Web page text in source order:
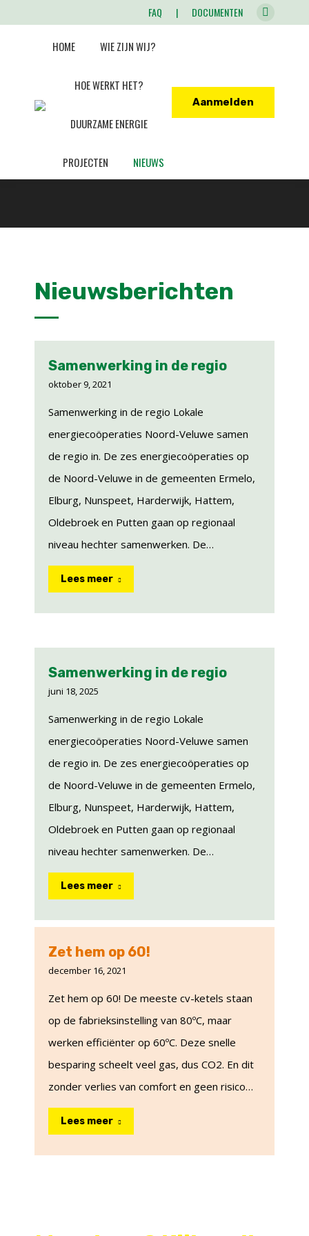
FAQ | DOCUMENTEN
HOME WIE ZIJN WIJ?
HOE WERKT HET?
DUURZAME ENERGIE
PROJECTEN NIEUWS
Aanmelden
Nieuwsberichten
Samenwerking in de regio
oktober 9, 2021
Samenwerking in de regio Lokale
energiecoöperaties Noord-Veluwe samen
de regio in. De zes energiecoöperaties op
de Noord-Veluwe in de gemeenten Ermelo,
Elburg, Nunspeet, Harderwijk, Hattem,
Oldebroek en Putten gaan op regionaal
niveau hechter samenwerken. De…
Lees meer
Samenwerking in de regio
juni 18, 2025
Samenwerking in de regio Lokale
energiecoöperaties Noord-Veluwe samen
de regio in. De zes energiecoöperaties op
de Noord-Veluwe in de gemeenten Ermelo,
Elburg, Nunspeet, Harderwijk, Hattem,
Oldebroek en Putten gaan op regionaal
niveau hechter samenwerken. De…
Lees meer
Zet hem op 60!
december 16, 2021
Zet hem op 60! De meeste cv-ketels staan
op de fabrieksinstelling van 80ºC, maar
werken efficiënter op 60ºC. Deze snelle
besparing scheelt veel gas, dus CO2. En dit
zonder verlies van comfort en geen risico…
Lees meer